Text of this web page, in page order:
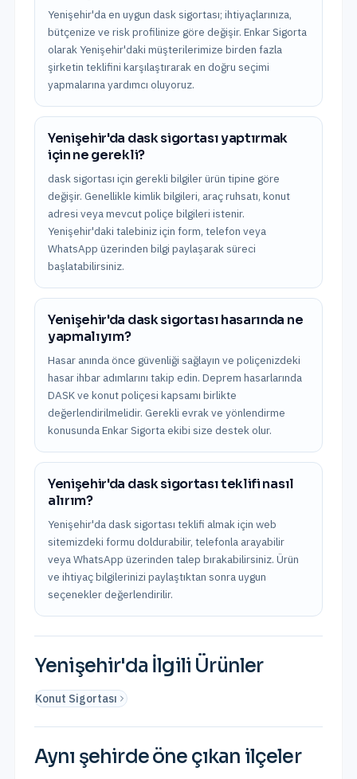
Yenişehir'da en uygun dask sigortası; ihtiyaçlarınıza,
bütçenize ve risk profilinize göre değişir. Enkar Sigorta
olarak Yenişehir'daki müşterilerimize birden fazla
şirketin teklifini karşılaştırarak en doğru seçimi
yapmalarına yardımcı oluyoruz.
Yenişehir'da dask sigortası yaptırmak
için ne gerekli?
dask sigortası için gerekli bilgiler ürün tipine göre
değişir. Genellikle kimlik bilgileri, araç ruhsatı, konut
adresi veya mevcut poliçe bilgileri istenir.
Yenişehir'daki talebiniz için form, telefon veya
WhatsApp üzerinden bilgi paylaşarak süreci
başlatabilirsiniz.
Yenişehir'da dask sigortası hasarında ne
yapmalıyım?
Hasar anında önce güvenliği sağlayın ve poliçenizdeki
hasar ihbar adımlarını takip edin. Deprem hasarlarında
DASK ve konut poliçesi kapsamı birlikte
değerlendirilmelidir. Gerekli evrak ve yönlendirme
konusunda Enkar Sigorta ekibi size destek olur.
Yenişehir'da dask sigortası teklifi nasıl
alırım?
Yenişehir'da dask sigortası teklifi almak için web
sitemizdeki formu doldurabilir, telefonla arayabilir
veya WhatsApp üzerinden talep bırakabilirsiniz. Ürün
ve ihtiyaç bilgilerinizi paylaştıktan sonra uygun
seçenekler değerlendirilir.
Yenişehir'da İlgili Ürünler
Konut Sigortası
Aynı şehirde öne çıkan ilçeler